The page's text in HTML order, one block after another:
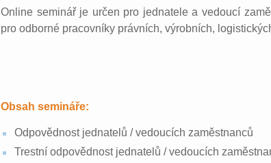
Online seminář je určen pro jednatele a vedoucí
pro odborné pracovníky právních, výrobních,
Obsah semináře:
Odpovědnost jednatelů / vedoucích zaměstnanců
Trestní odpovědnost jednatelů / vedoucích